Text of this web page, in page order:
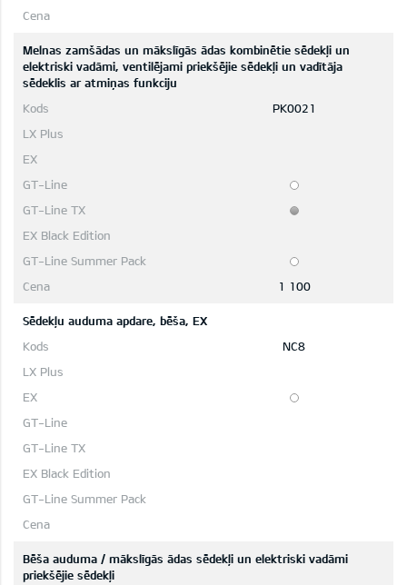
Melnas zamšādas un mākslīgās ādas kombinētie sēdekļi un
elektriski vadāmi, ventilējami priekšējie sēdekļi un vadītāja
sēdeklis ar atmiņas funkciju
PK0021
1 100
Sēdekļu auduma apdare, bēša, EX
NC8
Bēša auduma / mākslīgās ādas sēdekļi un elektriski vadāmi
priekšējie sēdekļi